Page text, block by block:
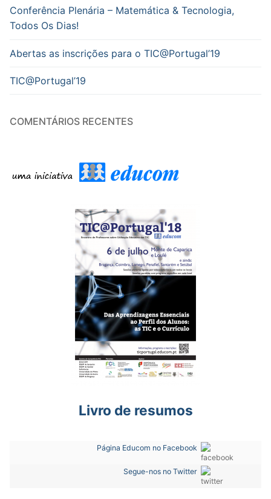
Conferência Plenária – Matemática & Tecnologia,
Todos Os Dias!
Abertas as inscrições para o TIC@Portugal’19
TIC@Portugal’19
COMENTÁRIOS RECENTES
Livro de resumos
Página Educom no Facebook
Segue-nos no Twitter